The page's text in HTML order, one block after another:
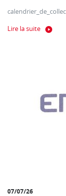
Lire la suite
07/07/26